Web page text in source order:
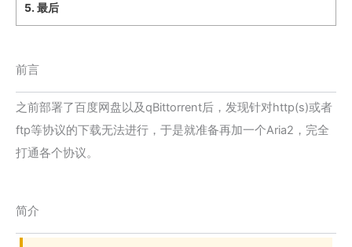
5. 最后
前言
之前部署了百度网盘以及qBittorrent后，发现针对http(s)或者
ftp等协议的下载无法进行，于是就准备再加一个Aria2，完全
打通各个协议。
简介